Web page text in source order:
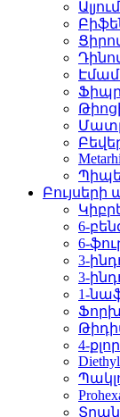
6-
6-
3-
3-
1-
4-